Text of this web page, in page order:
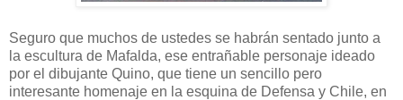
Seguro que muchos de ustedes se habrán sentado junto a
la escultura de Mafalda, ese entrañable personaje ideado
por el dibujante Quino, que tiene un sencillo pero
interesante homenaje en la esquina de Defensa y Chile, en